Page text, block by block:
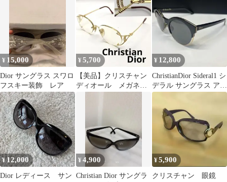
¥ 15,000
Dior サングラス スワロ
フスキー装飾 レア
¥5,700
【美品】クリスチャン
ディオール メガネ
¥ 12,800
ChristianDior Sideral1 シ
デラル サングラス アイ
ウェア
¥12,000
Dior レディース サン
¥4,900
Christian Dior サングラ
¥5,900
クリスチャン 眼鏡